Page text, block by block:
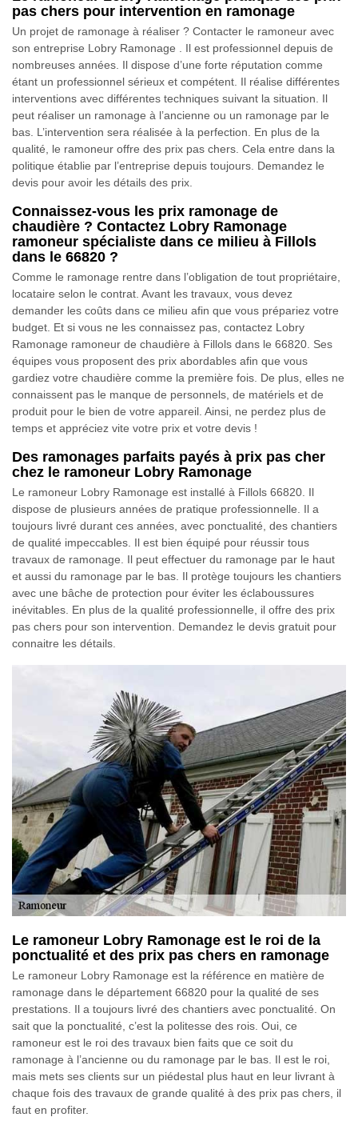
pas chers pour intervention en ramonage
Un projet de ramonage à réaliser ? Contacter le ramoneur avec
son entreprise Lobry Ramonage . Il est professionnel depuis de
nombreuses années. Il dispose d’une forte réputation comme
étant un professionnel sérieux et compétent. Il réalise différentes
interventions avec différentes techniques suivant la situation. Il
peut réaliser un ramonage à l’ancienne ou un ramonage par le
bas. L’intervention sera réalisée à la perfection. En plus de la
qualité, le ramoneur offre des prix pas chers. Cela entre dans la
politique établie par l’entreprise depuis toujours. Demandez le
devis pour avoir les détails des prix.
Connaissez-vous les prix ramonage de
chaudière ? Contactez Lobry Ramonage
ramoneur spécialiste dans ce milieu à Fillols
dans le 66820 ?
Comme le ramonage rentre dans l’obligation de tout propriétaire,
locataire selon le contrat. Avant les travaux, vous devez
demander les coûts dans ce milieu afin que vous prépariez votre
budget. Et si vous ne les connaissez pas, contactez Lobry
Ramonage ramoneur de chaudière à Fillols dans le 66820. Ses
équipes vous proposent des prix abordables afin que vous
gardiez votre chaudière comme la première fois. De plus, elles ne
connaissent pas le manque de personnels, de matériels et de
produit pour le bien de votre appareil. Ainsi, ne perdez plus de
temps et appréciez vite votre prix et votre devis !
Des ramonages parfaits payés à prix pas cher
chez le ramoneur Lobry Ramonage
Le ramoneur Lobry Ramonage est installé à Fillols 66820. Il
dispose de plusieurs années de pratique professionnelle. Il a
toujours livré durant ces années, avec ponctualité, des chantiers
de qualité impeccables. Il est bien équipé pour réussir tous
travaux de ramonage. Il peut effectuer du ramonage par le haut
et aussi du ramonage par le bas. Il protège toujours les chantiers
avec une bâche de protection pour éviter les éclaboussures
inévitables. En plus de la qualité professionnelle, il offre des prix
pas chers pour son intervention. Demandez le devis gratuit pour
connaitre les détails.
Le ramoneur Lobry Ramonage est le roi de la
ponctualité et des prix pas chers en ramonage
Le ramoneur Lobry Ramonage est la référence en matière de
ramonage dans le département 66820 pour la qualité de ses
prestations. Il a toujours livré des chantiers avec ponctualité. On
sait que la ponctualité, c’est la politesse des rois. Oui, ce
ramoneur est le roi des travaux bien faits que ce soit du
ramonage à l’ancienne ou du ramonage par le bas. Il est le roi,
mais mets ses clients sur un piédestal plus haut en leur livrant à
chaque fois des travaux de grande qualité à des prix pas chers, il
faut en profiter.